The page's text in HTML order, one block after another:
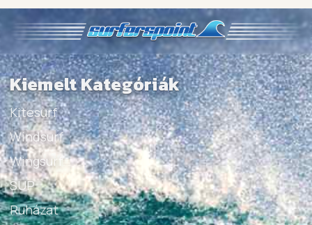
Kiemelt Kategóriák
Kitesurf
Windsurf
Wingsurf
SUP
Ruházat